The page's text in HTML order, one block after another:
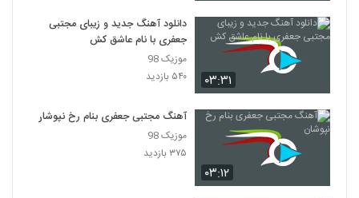
۰۳:۳۱
دانلود آهنگ جدید و زیبای مجتبی
جعفری با نام عاشق کش
موزیک 98
۵۴۰ بازدید
۰۳:۱۲
آهنگ مجتبی جعفری بنام رخ نپوشان
موزیک 98
۳۷۵ بازدید